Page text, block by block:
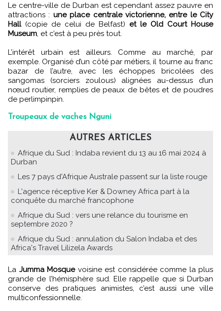
Le centre-ville de Durban est cependant assez pauvre en
attractions : une place centrale victorienne, entre le City
Hall(copie de celui de Belfast) et le Old Court House
Museum, et c’est à peu près tout.
L’intérêt urbain est ailleurs. Comme au marché, par
exemple. Organisé d’un côté par métiers, il tourne au franc
bazar de l’autre, avec les échoppes bricolées des
sangomas (sorciers zoulous) alignées au-dessus d’un
nœud routier, remplies de peaux de bêtes et de poudres
de perlimpinpin.
Troupeaux de vaches Nguni
AUTRES ARTICLES
Afrique du Sud : Indaba revient du 13 au 16 mai 2024 à
Durban
Les 7 pays d'Afrique Australe passent sur la liste rouge
L'agence réceptive Ker & Downey Africa part à la
conquête du marché francophone
Afrique du Sud : vers une relance du tourisme en
septembre 2020 ?
Afrique du Sud : annulation du Salon Indaba et des
Africa's Travel Lilizela Awards
La Jumma Mosquevoisine est considérée comme la plus
grande de l’hémisphère sud. Elle rappelle que si Durban
conserve des pratiques animistes, c’est aussi une ville
multiconfessionnelle.